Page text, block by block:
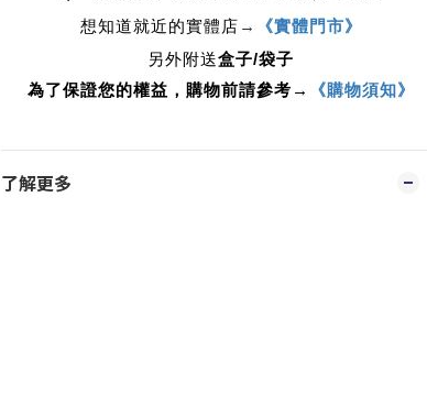
想知道就近的實體店 →
《實體門市》
另外附送盒子/袋子
為了保證您的權益，購物前請參考→
《購物須知》
了解更多